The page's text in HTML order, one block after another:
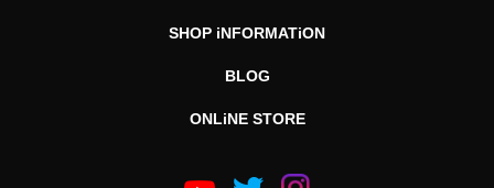
SHOP iNFORMATiON
BLOG
ONLiNE STORE